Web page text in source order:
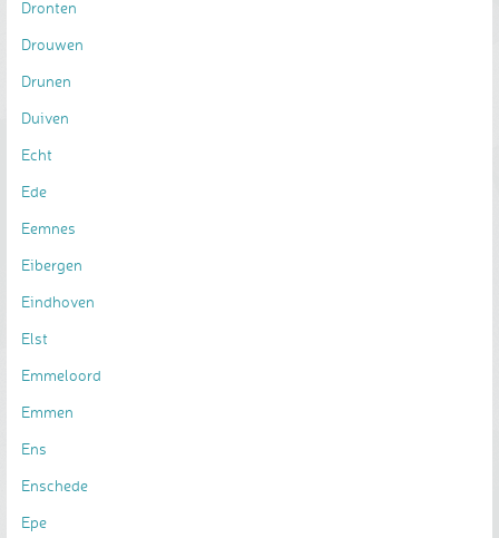
Dronten
Drouwen
Drunen
Duiven
Echt
Ede
Eemnes
Eibergen
Eindhoven
Elst
Emmeloord
Emmen
Ens
Enschede
Epe